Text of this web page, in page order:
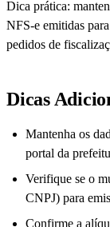
Dica prática:
NFS-e emitidas
pedidos de
Dicas
Mantenha os
portal da
Verifique se o
CNPJ) para
Confirme a